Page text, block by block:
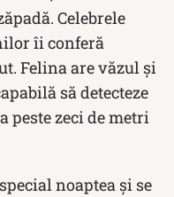
Celebrele
îi conferă
Felina are văzul și
să detecteze
peste zeci de metri
noaptea și se